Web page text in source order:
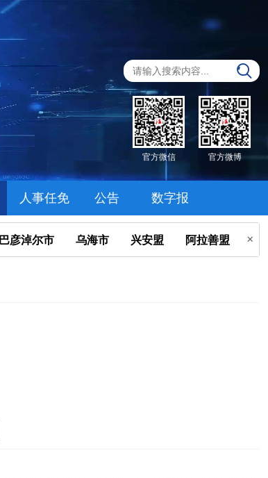
官方微信 官方微博
人事任免 公告 数字报
巴彦淖尔市 乌海市 兴安盟 阿拉善盟 